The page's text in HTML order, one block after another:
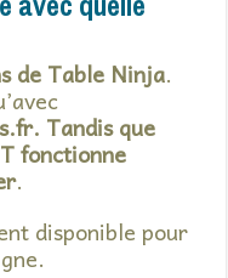
de Table Ninja.
Tandis que
fonctionne
.
disponible pour